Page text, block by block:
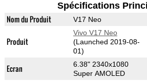
Spécifications
Nom du Produit V17 Neo
Produit
Vivo V17 Neo
(Launched 2019-08-
01)
Ecran
6.38" 2340x1080
Super AMOLED